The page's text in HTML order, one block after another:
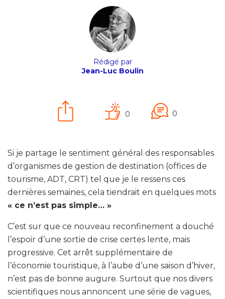
Rédigé par
Jean-Luc Boulin
0 0
Si je partage le sentiment général des responsables
d’organismes de gestion de destination (offices de
tourisme, ADT, CRT) tel que je le ressens ces
dernières semaines, cela tiendrait en quelques mots
« ce n’est pas simple… »
C’est sur que ce nouveau reconfinement a douché
l’espoir d’une sortie de crise certes lente, mais
progressive. Cet arrêt supplémentaire de
l’économie touristique, à l’aube d’une saison d’hiver,
n’est pas de bonne augure. Surtout que nos divers
scientifiques nous annoncent une série de vagues,